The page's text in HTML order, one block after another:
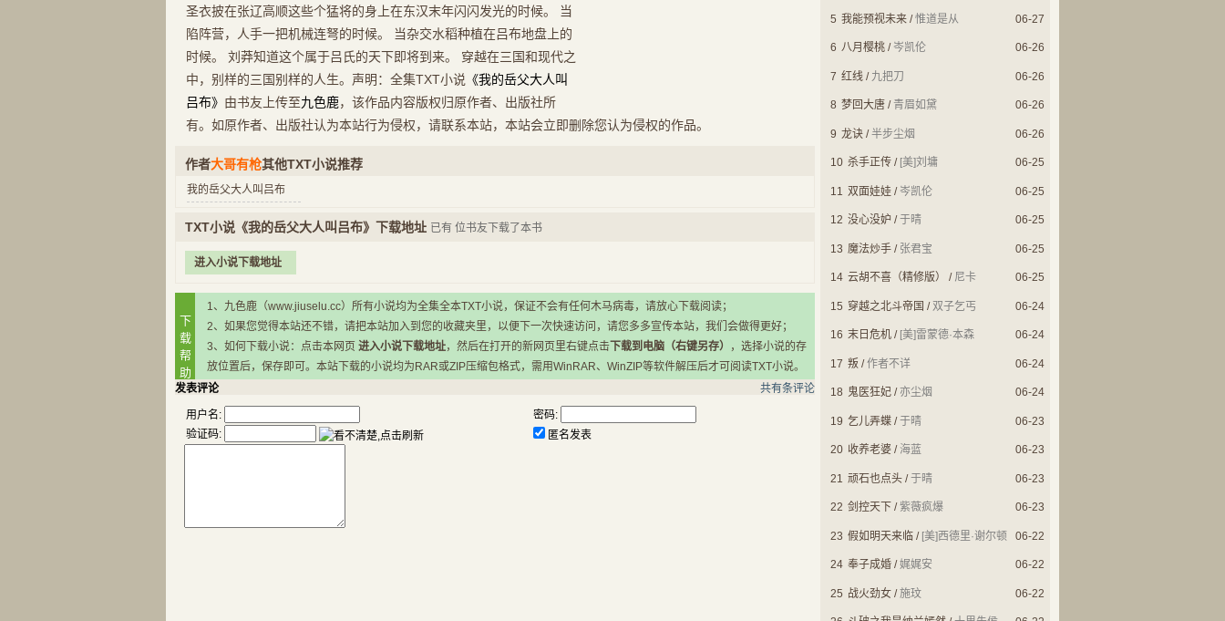
圣衣披在张辽高顺这些个猛将的身上在东汉末年闪闪发光的时候。 当
陷阵营，人手一把机械连弩的时候。 当杂交水稻种植在吕布地盘上的
时候。 刘莽知道这个属于吕氏的天下即将到来。 穿越在三国和现代之
中，别样的三国别样的人生。声明：全集TXT小说 《我的岳父大人叫
吕布》 由书友上传至九色鹿，该作品内容版权归原作者、出版社所
有。如原作者、出版社认为本站行为侵权，请联系本站，本站会立即删除您认为侵权的作品。
作者大哥有枪其他TXT小说推荐
我的岳父大人叫吕布
TXT小说《我的岳父大人叫吕布》下载地址 已有 位书友下载了本书
进入小说下载地址
下
载
帮
助
1、九色鹿（www.jiuselu.cc）所有小说均为全集全本TXT小说，保证不会有任何木马病毒，请放心下载阅读；
2、如果您觉得本站还不错，请把本站加入到您的收藏夹里，以便下一次快速访问，请您多多宣传本站，我们会做得更好；
3、如何下载小说：点击本网页 进入小说下载地址，然后在打开的新网页里右键点击 下载到电脑（右键另存）
，选择小说的存
放位置后，保存即可。本站下载的小说均为RAR或ZIP压缩包格式，需用WinRAR、WinZIP等软件解压后才可阅读TXT小说。
发表评论
共有条评论
用户名:
密码:
验证码:
匿名发表
06-27
5 我能预视未来 /惟道是从
06-26
6 八月樱桃 / 岑凯伦
06-26
7 红线 / 九把刀
06-26
8 梦回大唐 / 青眉如黛
06-26
9 龙诀 /半步尘烟
06-25
10 杀手正传 / [美]刘墉
06-25
11 双面娃娃 / 岑凯伦
06-25
12 没心没妒 /于晴
06-25
13 魔法炒手 / 张君宝
06-25
14 云胡不喜（精修版） / 尼卡
06-24
15 穿越之北斗帝国 / 双子乞丐
06-24
16 末日危机 / [美]雷蒙德·本森
06-24
17 叛 /作者不详
06-24
18 鬼医狂妃 /亦尘烟
06-23
19 乞儿弄蝶 /于晴
06-23
20 收养老婆 / 海蓝
06-23
21 顽石也点头 /于晴
06-23
22 剑控天下 /紫薇疯爆
06-22
23 假如明天来临 / [美]西德里·谢尔顿
06-22
24 奉子成婚 /娓娓安
06-22
25 战火劲女 /施玟